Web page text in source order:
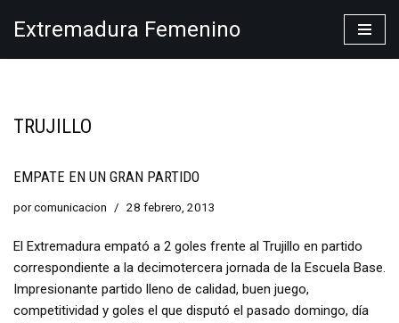
Extremadura Femenino
TRUJILLO
EMPATE EN UN GRAN PARTIDO
porcomunicacion 28 febrero, 2013
El Extremadura empató a 2 goles frente al Trujillo en partido
correspondiente a la decimotercera jornada de la Escuela Base.
Impresionante partido lleno de calidad, buen juego,
competitividad y goles el que disputó el pasado domingo, día